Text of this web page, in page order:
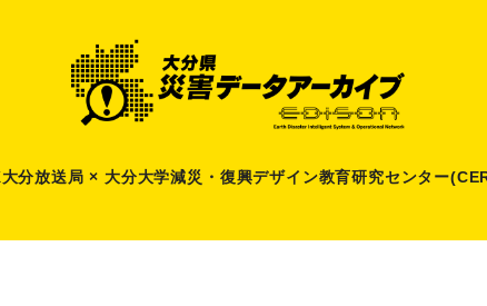
分放送局 × 大分大学減災 ・ 復興デザイン教育研究センター